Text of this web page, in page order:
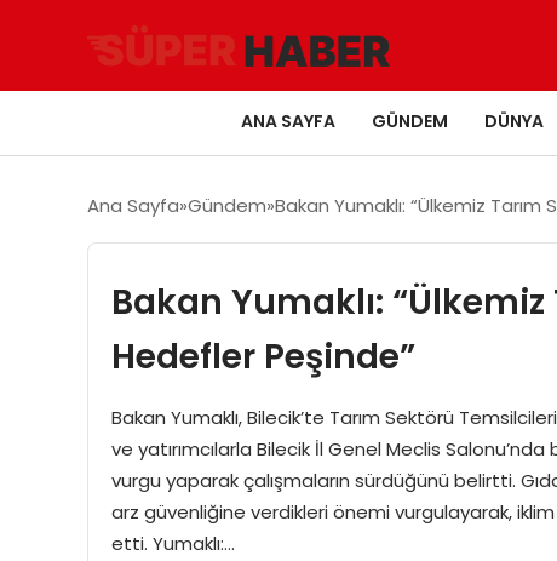
ANA SAYFA GÜNDEM DÜNYA
Ana Sayfa Gündem Bakan Yumaklı: “Ülkemiz
Bakan Yumaklı:
Hedefler Peşinde”
Bakan Yumaklı, Bilecik’te Tarım Sektörü
ve yatırımcılarla Bilecik İl Genel Meclis
vurgu yaparak çalışmaların sürdüğünü belirtti.
arz güvenliğine verdikleri önemi vurgulayarak,
etti. Yumaklı:…